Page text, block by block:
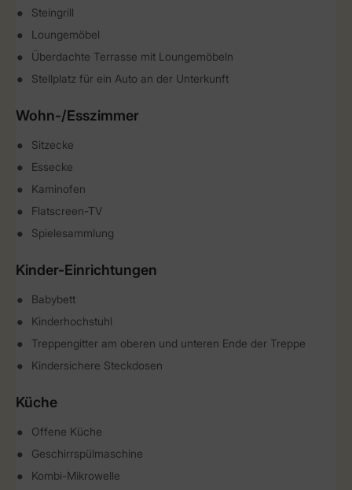
Steingrill
Loungemöbel
Überdachte Terrasse mit Loungemöbeln
Stellplatz für ein Auto an der Unterkunft
Wohn-/Esszimmer
Sitzecke
Essecke
Kaminofen
Flatscreen-TV
Spielesammlung
Kinder-Einrichtungen
Babybett
Kinderhochstuhl
Treppengitter am oberen und unteren Ende der Treppe
Kindersichere Steckdosen
Küche
Offene Küche
Geschirrspülmaschine
Kombi-Mikrowelle